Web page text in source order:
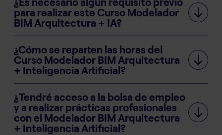
para realizar este Curso Modelador
BIM Arquitectura + IA?
¿Cómo se reparten las horas del
Curso Modelador BIM Arquitectura
+ Inteligencia Artificial?
¿Tendré acceso a la bolsa de empleo
y a realizar prácticas profesionales
con el Modelador BIM Arquitectura
+ Inteligencia Artificial?